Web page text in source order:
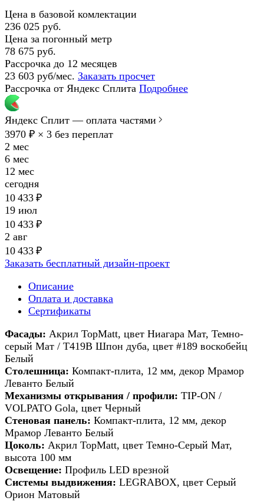
Цена в базовой комлектации
236 025 руб.
Цена за погонный метр
78 675 руб.
Рассрочка до 12 месяцев
23 603 руб/мес. Заказать просчет
Рассрочка от Яндекс Сплита Подробнее
Яндекс Сплит — оплата частями
3970 ₽ × 3 без переплат
2 мес
6 мес
12 мес
сегодня
10 433 ₽
19 июл
10 433 ₽
2 авг
10 433 ₽
Заказать бесплатный дизайн-проект
Описание
Оплата и доставка
Сертификаты
Фасады: Акрил TopMatt, цвет Ниагара Мат, Темно-
серый Мат / Т419В Шпон дуба, цвет #189 воскобейц
Белый
Столешница: Компакт-плита, 12 мм, декор Мрамор
Леванто Белый
Механизмы открывания / профили: TIP-ON /
VOLPATO Gola, цвет Черный
Стеновая панель: Компакт-плита, 12 мм, декор
Мрамор Леванто Белый
Цоколь: Акрил TopMatt, цвет Темно-Серый Мат,
высота 100 мм
Освещение: Профиль LED врезной
Системы выдвижения: LEGRABOX, цвет Серый
Орион Матовый